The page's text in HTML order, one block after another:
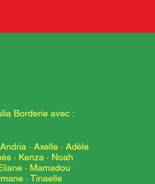
Borderie avec :
Andria · Axelle · Adèle
· Kenza · Noah
· Mamadou
· Tinaelle